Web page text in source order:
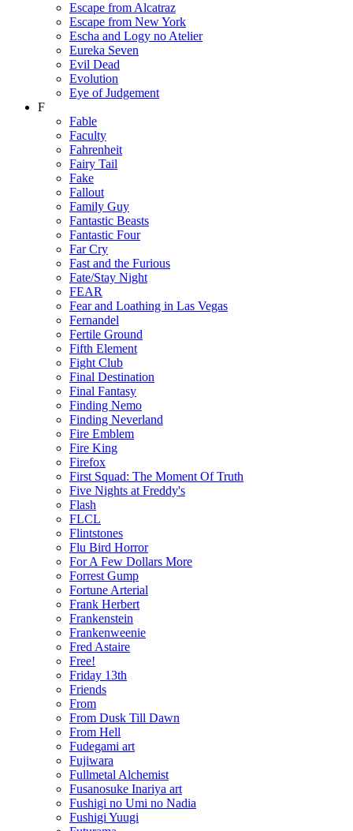
Escape from Alcatraz
Escape from New York
Escha and Logy no Atelier
Eureka Seven
Evil Dead
Evolution
Eye of Judgement
F
Fable
Faculty
Fahrenheit
Fairy Tail
Fake
Fallout
Family Guy
Fantastic Beasts
Fantastic Four
Far Cry
Fast and the Furious
Fate/Stay Night
FEAR
Fear and Loathing in Las Vegas
Fernandel
Fertile Ground
Fifth Element
Fight Club
Final Destination
Final Fantasy
Finding Nemo
Finding Neverland
Fire Emblem
Fire King
Firefox
First Squad: The Moment Of Truth
Five Nights at Freddy's
Flash
FLCL
Flintstones
Flu Bird Horror
For A Few Dollars More
Forrest Gump
Fortune Arterial
Frank Herbert
Frankenstein
Frankenweenie
Fred Astaire
Free!
Friday 13th
Friends
From
From Dusk Till Dawn
From Hell
Fudegami art
Fujiwara
Fullmetal Alchemist
Fusanosuke Inariya art
Fushigi no Umi no Nadia
Fushigi Yuugi